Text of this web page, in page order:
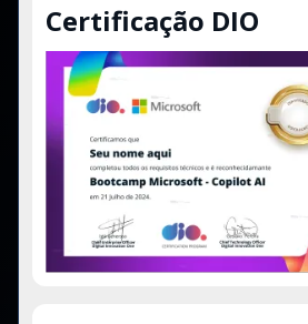
Certificação DIO